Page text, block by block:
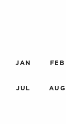
JAN FEB
JUL AUG